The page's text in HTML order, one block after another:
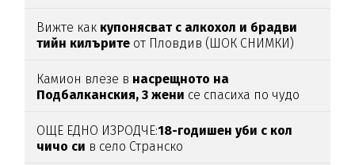
Вижте как купонясват с алкохол и брадви
тийн килърите от Пловдив (ШОК СНИМКИ)
Камион влезе в насрещното на
Подбалканския, 3 жени се спасиха по чудо
ОЩЕ ЕДНО ИЗРОДЧЕ:18-годишен уби с кол
чичо си в село Странско